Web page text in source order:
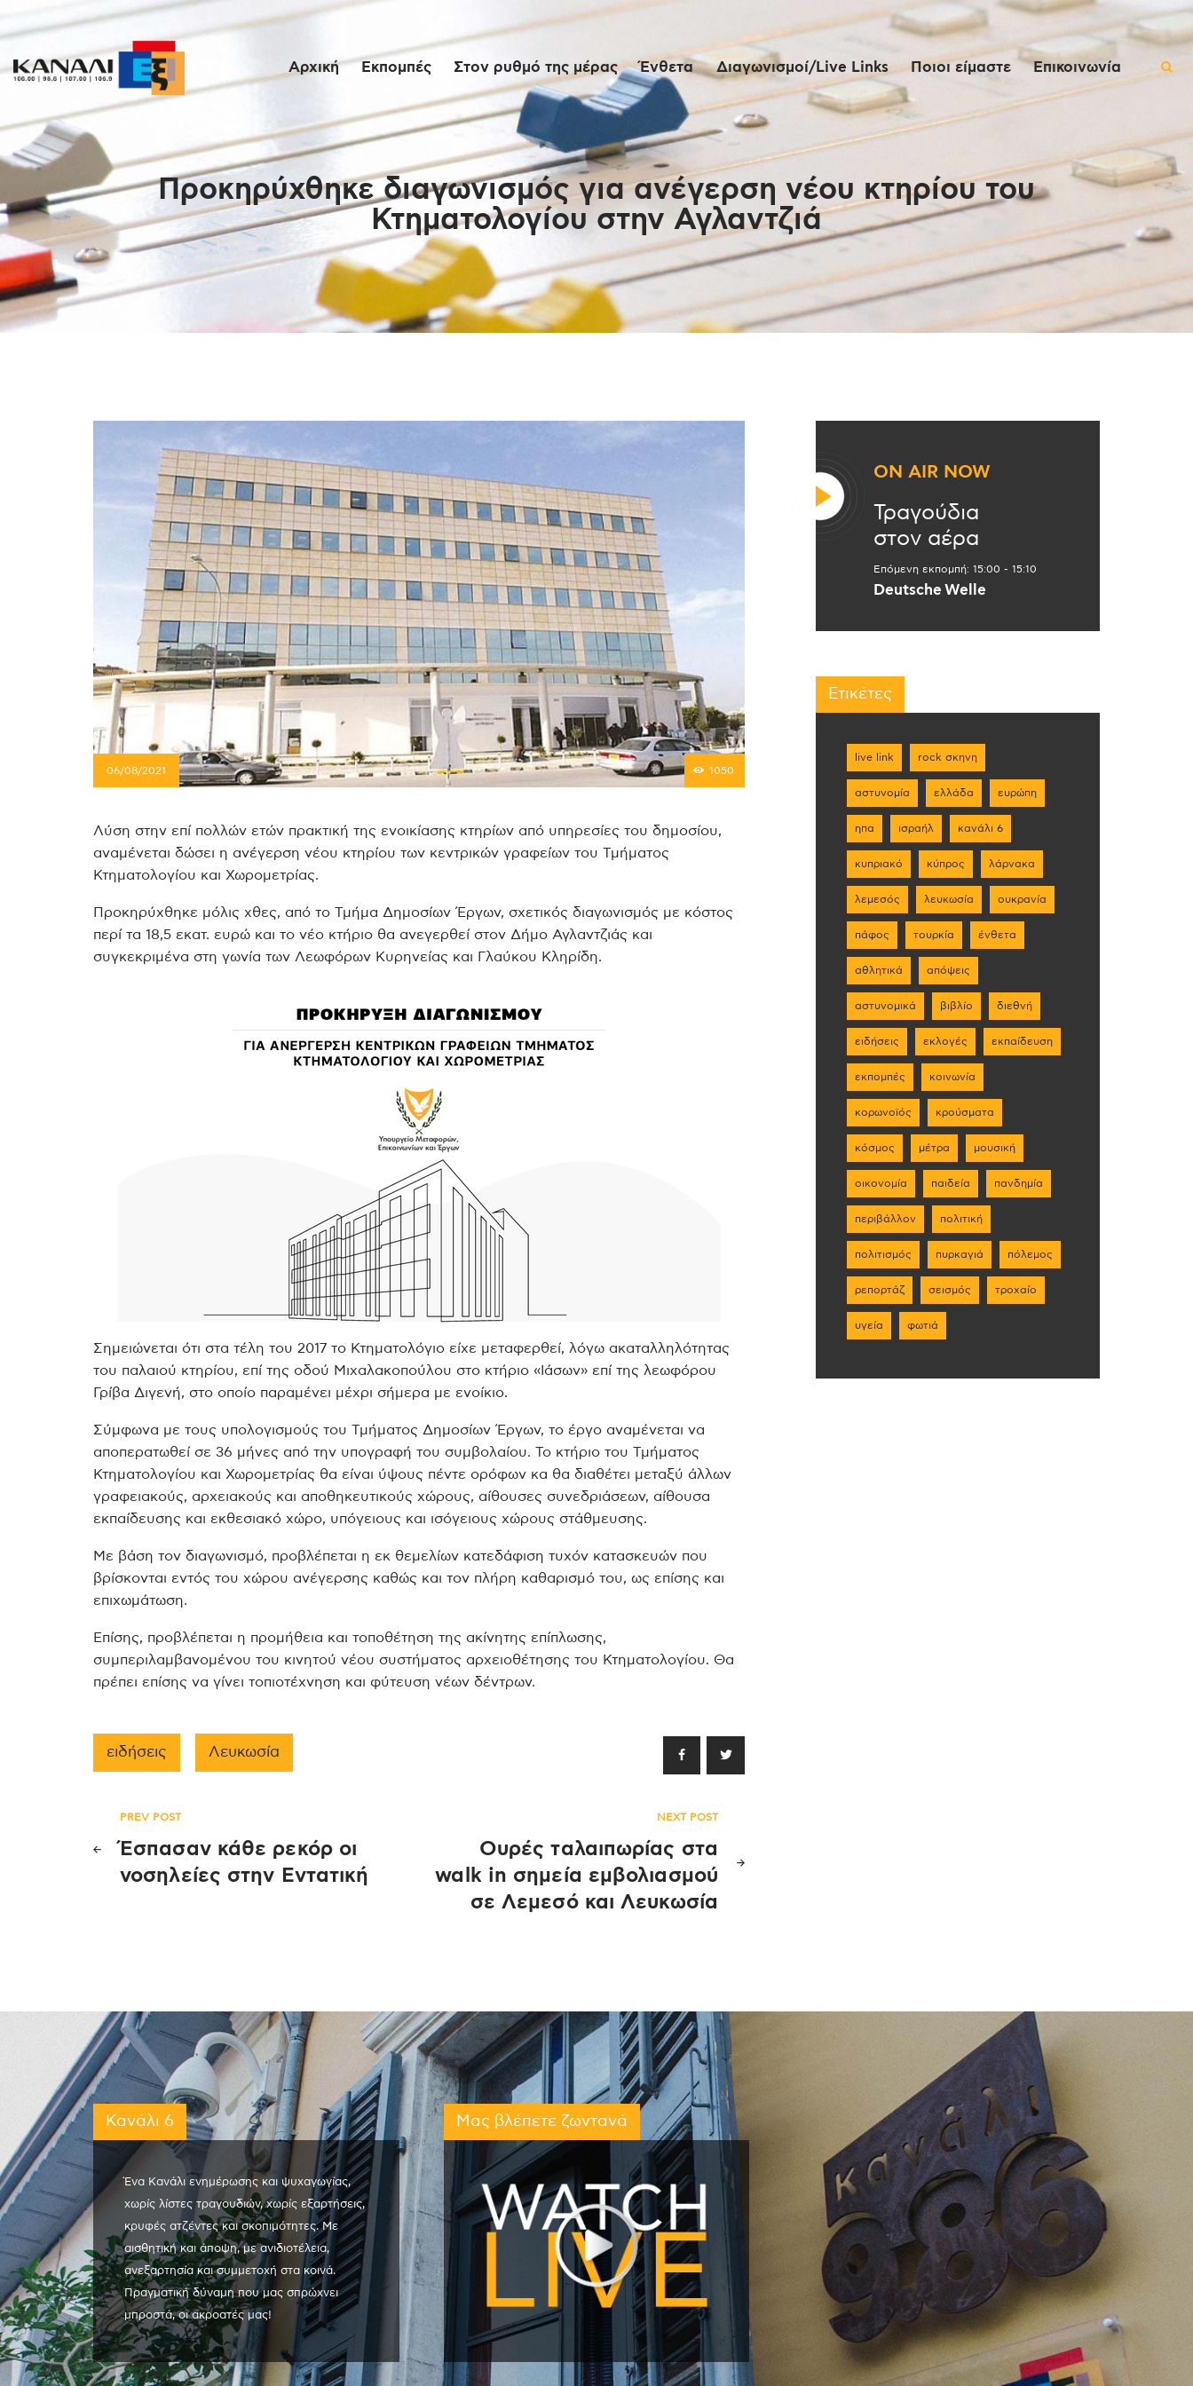
Αρχική Εκπομπές Στον ρυθμό της μέρας Ένθετα Διαγωνισμοί/Live Links Ποιοι είμαστε Επικοινωνία
Προκηρύχθηκε διαγωνισμός για ανέγερση νέου κτηρίου του
Κτηματολογίου στην Αγλαντζιά
Αρχική
Εκπομπές
Στον ρυθμό της
μέρας
Ένθετα
Διαγωνισμοί/Live
Links
Επικοινωνία
06/08/2021 1050
Λύση στην επί πολλών ετών πρακτική της ενοικίασης κτηρίων από υπηρεσίες του δημοσίου,
αναμένεται δώσει η ανέγερση νέου κτηρίου των κεντρικών γραφείων του Τμήματος
Κτηματολογίου και Χωρομετρίας.
Προκηρύχθηκε μόλις χθες, από το Τμήμα Δημοσίων Έργων, σχετικός διαγωνισμός με κόστος
περί τα 18,5 εκατ. ευρώ και το νέο κτήριο θα ανεγερθεί στον Δήμο Αγλαντζιάς και
συγκεκριμένα στη γωνία των Λεωφόρων Κυρηνείας και Γλαύκου Κληρίδη.
Σημειώνεται ότι στα τέλη του 2017 το Κτηματολόγιο είχε μεταφερθεί, λόγω ακαταλληλότητας
του παλαιού κτηρίου, επί της οδού Μιχαλακοπούλου στο κτήριο «Ιάσων» επί της λεωφόρου
Γρίβα Διγενή, στο οποίο παραμένει μέχρι σήμερα με ενοίκιο.
Σύμφωνα με τους υπολογισμούς του Τμήματος Δημοσίων Έργων, το έργο αναμένεται να
αποπερατωθεί σε 36 μήνες από την υπογραφή του συμβολαίου. Το κτήριο του Τμήματος
Κτηματολογίου και Χωρομετρίας θα είναι ύψους πέντε ορόφων κα θα διαθέτει μεταξύ άλλων
γραφειακούς, αρχειακούς και αποθηκευτικούς χώρους, αίθουσες συνεδριάσεων, αίθουσα
εκπαίδευσης και εκθεσιακό χώρο, υπόγειους και ισόγειους χώρους στάθμευσης.
Με βάση τον διαγωνισμό, προβλέπεται η εκ θεμελίων κατεδάφιση τυχόν κατασκευών που
βρίσκονται εντός του χώρου ανέγερσης καθώς και τον πλήρη καθαρισμό του, ως επίσης και
επιχωμάτωση.
Επίσης, προβλέπεται η προμήθεια και τοποθέτηση της ακίνητης επίπλωσης,
συμπεριλαμβανομένου του κινητού νέου συστήματος αρχειοθέτησης του Κτηματολογίου. Θα
πρέπει επίσης να γίνει τοπιοτέχνηση και φύτευση νέων δέντρων.
ειδήσεις Λευκωσία
Πλοήγηση
άρθρων
PREV POST
Έσπασαν κάθε ρεκόρ οι
νοσηλείες στην Εντατική
NEXT POST
Ουρές ταλαιπωρίας στα
walk in σημεία εμβολιασμού
σε Λεμεσό και Λευκωσία
ON AIR NOW
Τραγούδια
στον αέρα
Επόμενη εκπομπή: 15:00 - 15:10
Deutsche Welle
Ετικέτες
live link rock σκηνη
αστυνομία ελλάδα ευρώπη
ηπα ισραήλ κανάλι 6
κυπριακό κύπρος λάρνακα
λεμεσός λευκωσία ουκρανία
πάφος τουρκία ένθετα
αθλητικά απόψεις
αστυνομικά βιβλίο διεθνή
ειδήσεις εκλογές εκπαίδευση
εκπομπές κοινωνία
κορωνοϊός κρούσματα
κόσμος μέτρα μουσική
οικονομία παιδεία πανδημία
περιβάλλον πολιτική
πολιτισμός πυρκαγιά πόλεμος
ρεπορτάζ σεισμός τροχαίο
υγεία φωτιά
Κανάλι 6
Ένα Κανάλι ενημέρωσης και ψυχαγωγίας,
χωρίς λίστες τραγουδιών, χωρίς εξαρτήσεις,
κρυφές ατζέντες και σκοπιμότητες. Με
αισθητική και άποψη, με ανιδιοτέλεια,
ανεξαρτησία και συμμετοχή στα κοινά.
Πραγματική δύναμη που μας σπρώχνει
μπροστά, οι ακροατές μας!
Μας βλέπετε ζωντανά